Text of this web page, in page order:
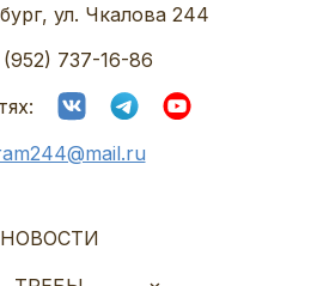
ул. Чкалова 244
737-16-86
НОВОСТИ